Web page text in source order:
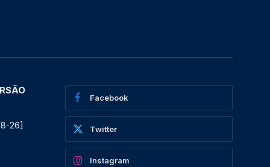
26]
Facebook
Twitter
Instagram